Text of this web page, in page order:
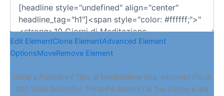
Edit ElementClone ElementAdvanced Element
OptionsMoveRemove Element
Inizia a Praticare il Tipo di Meditazione che, secondo Più di
100 Studi Scientifici, Porta Più Benefici al Tuo Corpo e alla